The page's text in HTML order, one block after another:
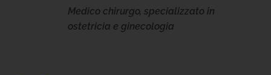
Medico chirurgo, specializzato in
ostetricia e ginecologia